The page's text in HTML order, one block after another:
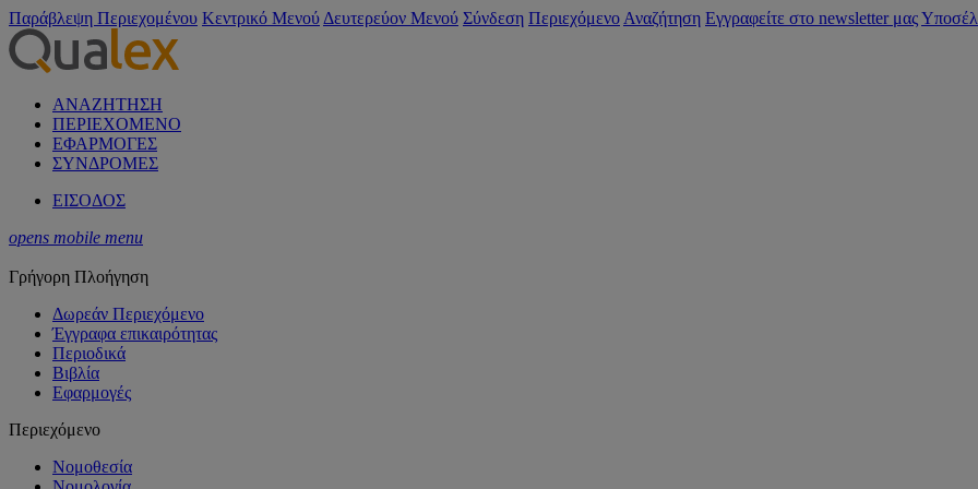
Παράβλεψη Περιεχομένου Κεντρικό Μενού Δευτερεύον Μενού Σύνδεση Περιεχόμενο Αναζήτηση Εγγραφείτε στο newsletter μας
ΑΝΑΖΗΤΗΣΗ
ΠΕΡΙΕΧΟΜΕΝΟ
ΕΦΑΡΜΟΓΕΣ
ΣΥΝΔΡΟΜΕΣ
ΕΙΣΟΔΟΣ
opens mobile menu
Γρήγορη Πλοήγηση
Δωρεάν Περιεχόμενο
Έγγραφα επικαιρότητας
Περιοδικά
Βιβλία
Εφαρμογές
Περιεχόμενο
Νομοθεσία